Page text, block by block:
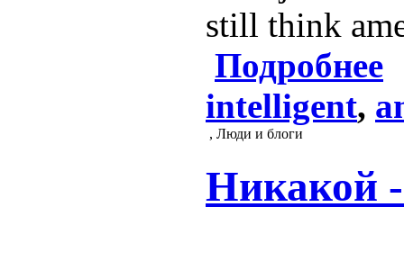
still think
Подробнее
intelligent,
, Люди и блоги
Никакой